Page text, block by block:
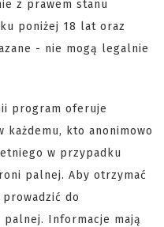
z prawem stanu
poniżej 18 lat oraz
- nie mogą legalnie
program oferuje
każdemu, kto anonimowo
w przypadku
palnej. Aby otrzymać
do
Informacje mają